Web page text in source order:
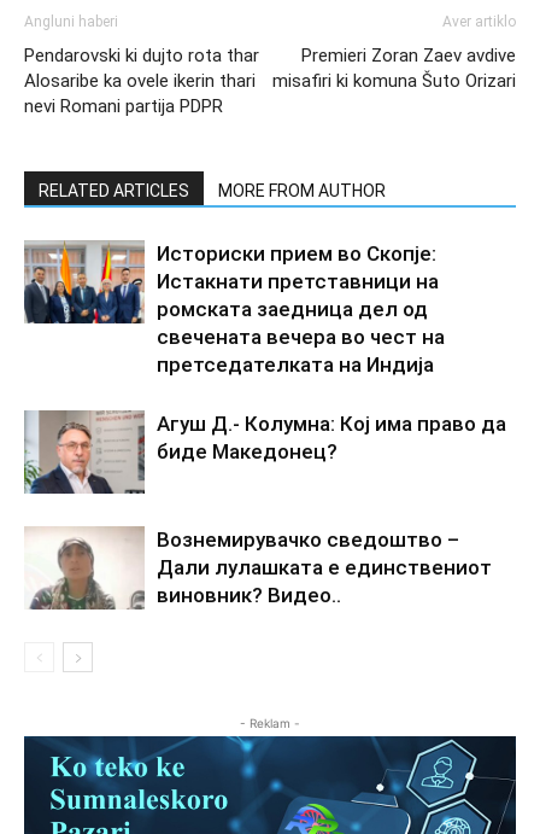
Angluni haberi
Pendarovski ki dujto rota thar
Alosaribe ka ovele ikerin thari
nevi Romani partija PDPR
Aver artiklo
Premieri Zoran Zaev avdive
misafiri ki komuna Šuto Orizari
RELATED ARTICLES MORE FROM AUTHOR
Историски прием во Скопје:
Истакнати претставници на
ромската заедница дел од
свечената вечера во чест на
претседателката на Индија
Агуш Д.- Колумна: Кој има право да
биде Македонец?
Вознемирувачко сведоштво –
Дали лулашката е единствениот
виновник? Видео..
- Reklam -